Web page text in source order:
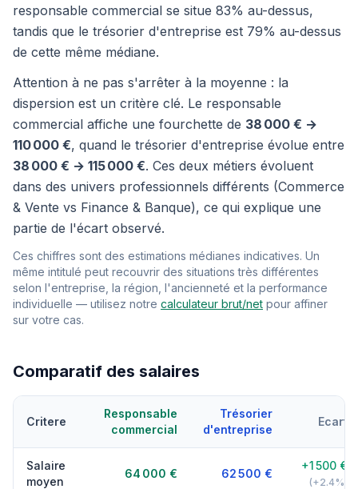
responsable commercial se situe 83% au-dessus,
tandis que le trésorier d'entreprise est 79% au-dessus
de cette même médiane.
Attention à ne pas s'arrêter à la moyenne : la
dispersion est un critère clé. Le responsable
commercial affiche une fourchette de 38 000 € →
110 000 €, quand le trésorier d'entreprise évolue entre
38 000 € → 115 000 €. Ces deux métiers évoluent
dans des univers professionnels différents (Commerce
& Vente vs Finance & Banque), ce qui explique une
partie de l'écart observé.
Ces chiffres sont des estimations médianes indicatives. Un
même intitulé peut recouvrir des situations très différentes
selon l'entreprise, la région, l'ancienneté et la performance
individuelle — utilisez notre calculateur brut/net pour affiner
sur votre cas.
Comparatif des salaires
Critere
Responsable
commercial
Trésorier
d'entreprise
Ecart
Salaire
moyen
64 000 € 62 500 €
+1 500 €
(+2.4%)